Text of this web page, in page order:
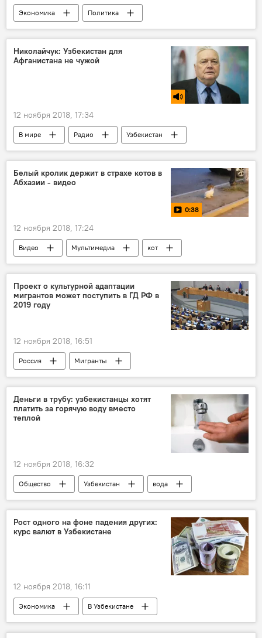
Экономика Политика
Николайчук: Узбекистан для
Афганистана не чужой
12 ноября 2018, 17:34
В мире Радио
Узбекистан
Афганистан
Россия
Белый кролик держит в страхе котов в
Абхазии - видео
0:38
12 ноября 2018, 17:24
Видео Мультимедиа
кот
животное
Абхазия
Проект о культурной адаптации
мигрантов может поступить в ГД РФ в
2019 году
12 ноября 2018, 16:51
Россия
Мигранты
трудовые мигранты
Госдума РФ
Деньги в трубу: узбекистанцы хотят
платить за горячую воду вместо
теплой
12 ноября 2018, 16:32
Общество Узбекистан
вода
ЖКХ
Рост одного на фоне падения других:
курс валют в Узбекистане
12 ноября 2018, 16:11
Экономика В Узбекистане